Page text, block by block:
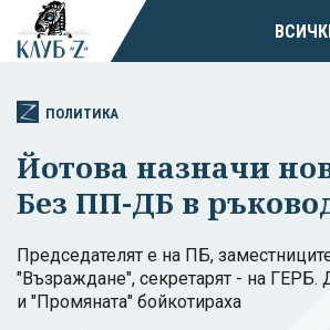
ПОЛИТИКА
Йотова назначи
Без ПП-ДБ в
Председателят е на ПБ,
"Възраждане", секретарят - на ГЕРБ.
и "Промяната" бойкотираха